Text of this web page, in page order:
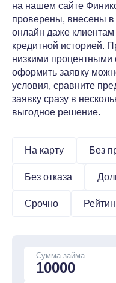
на нашем сайте
проверены, внесены
онлайн даже
кредитной историей.
низкими процентными
оформить заявку
условия, сравните
заявку сразу в
выгодное решение.
На карту Без
Без отказа
Срочно
Сумма займа